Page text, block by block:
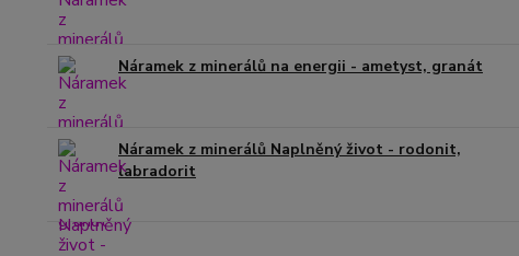
Náramek z minerálů na energii - ametyst, granát
Náramek z minerálů Naplněný život - rodonit,
labradorit